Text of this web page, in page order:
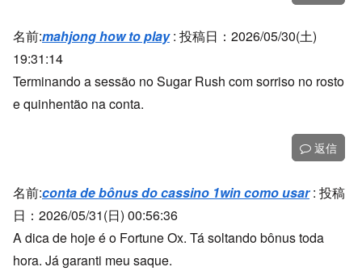
名前:mahjong how to play: 投稿日：2026/05/30(土)
19:31:14
Terminando a sessão no Sugar Rush com sorriso no rosto
e quinhentão na conta.
返信
名前:conta de bônus do cassino 1win como usar: 投稿
日：2026/05/31(日) 00:56:36
A dica de hoje é o Fortune Ox. Tá soltando bônus toda
hora. Já garanti meu saque.